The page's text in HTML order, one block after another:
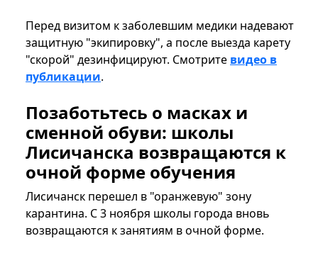
Перед визитом к заболевшим медики надевают
защитную "экипировку", а после выезда карету
"скорой" дезинфицируют. Смотрите видео в
публикации.
Позаботьтесь о масках и
сменной обуви: школы
Лисичанска возвращаются к
очной форме обучения
Лисичанск перешел в "оранжевую" зону
карантина. С 3 ноября школы города вновь
возвращаются к занятиям в очной форме.